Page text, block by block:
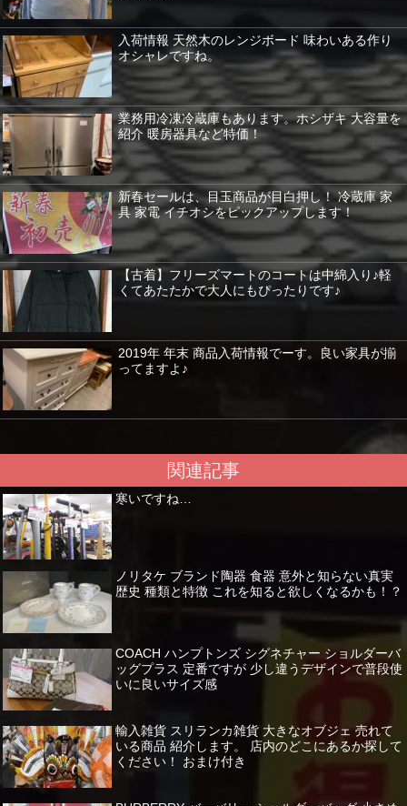
入荷情報 天然木のレンジボード 味わいある作り
オシャレですね。
業務用冷凍冷蔵庫もあります。ホシザキ 大容量を
紹介 暖房器具など特価！
新春セールは、目玉商品が目白押し！ 冷蔵庫 家
具 家電 イチオシをピックアップします！
【古着】フリーズマートのコートは中綿入り♪軽
くてあたたかで大人にもぴったりです♪
2019年 年末 商品入荷情報でーす。良い家具が揃
ってますよ♪
関連記事
寒いですね…
ノリタケ ブランド陶器 食器 意外と知らない真実
歴史 種類と特徴 これを知ると欲しくなるかも！？
COACH ハンプトンズ シグネチャー ショルダーバ
ッグプラス 定番ですが 少し違うデザインで普段使
いに良いサイズ感
輸入雑貨 スリランカ雑貨 大きなオブジェ 売れて
いる商品 紹介します。 店内のどこにあるか探して
ください！ おまけ付き